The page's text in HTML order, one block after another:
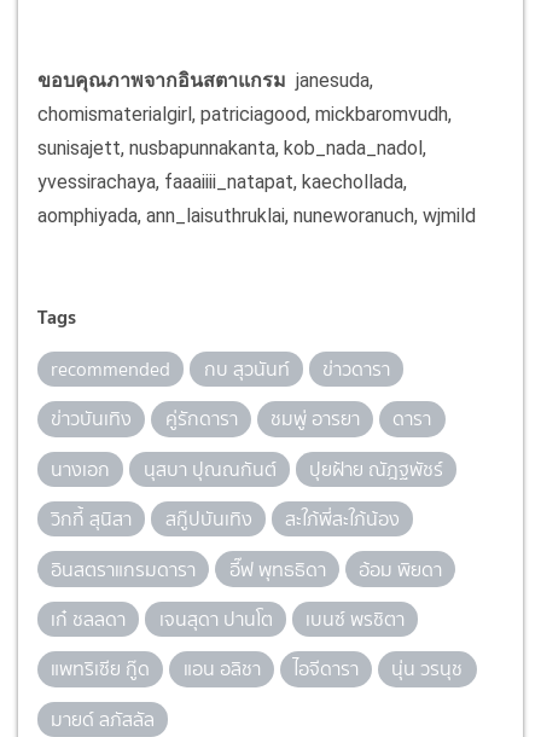
ขอบคุณภาพจากอินสตาแกรม janesuda,
chomismaterialgirl, patriciagood, mickbaromvudh,
sunisajett, nusbapunnakanta, kob_nada_nadol,
yvessirachaya, faaaiiii_natapat, kaechollada,
aomphiyada, ann_laisuthruklai, nuneworanuch, wjmild
Tags
recommended กบ สุวนันท์
ข่าวดารา
ข่าวบันเทิง
คู่รักดารา ชมพู่ อารยา
ดารา
นางเอก
นุสบา ปุณณกันต์
ปุยฝ้าย ณัฎฐพัชร์
วิกกี้ สุนิสา
สกู๊ปบันเทิง
สะใภ้พี่สะใภ้น้อง
อินสตราแกรมดารา
อี๊ฟ พุทธธิดา
อ้อม พิยดา
เก๋ ชลลดา
เจนสุดา ปานโต
เบนซ์ พรชิตา
แพทริเซีย กู๊ด
แอน อลิชา ไอจีดารา
นุ่น วรนุช
มายด์ ลภัสลัล